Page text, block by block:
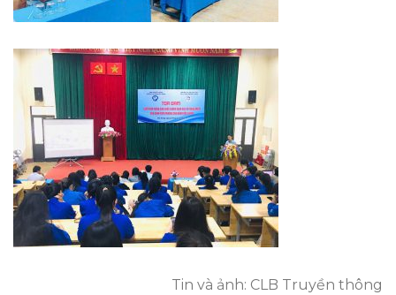
Tin và ảnh: CLB Truyền thông